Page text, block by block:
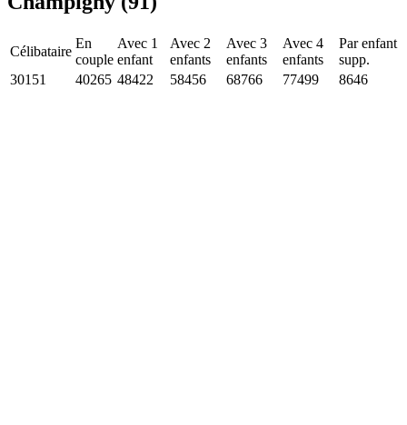
Célibataire
En
couple
Avec 1
enfant
Avec 2
enfants
Avec 3
enfants
Avec 4
enfants
Par enfant
supp.
30151
40265 48422 58456 68766 77499 8646